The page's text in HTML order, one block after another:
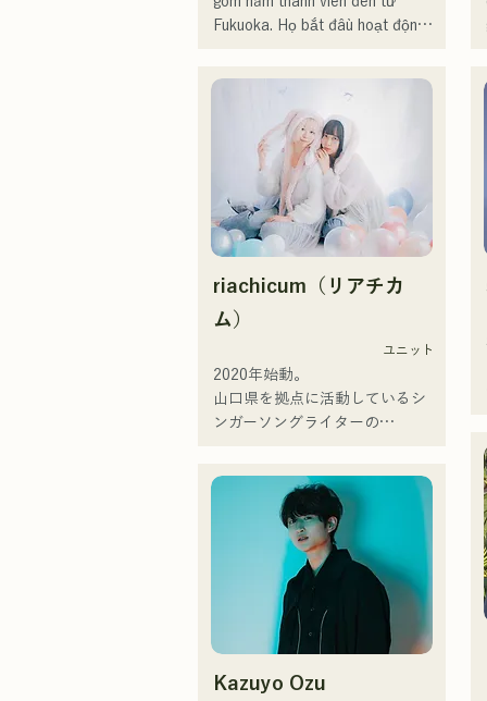
Fukuoka. Họ bắt đầu hoạt động
nhạc sống ở tỉnh Fukuoka. Với lời
bài hát thể hiện sự đồng cảm với
nỗi cô đơn và xung đột cùng
những đoạn riff guitar bắt tai, họ
hướng đến việc tạo ra một âm
thanh sẽ khắc sâu trong trái tim
người nghe.
riachicum（リアチカ
ム）
ユニット
2020年始動。
山口県を拠点に活動しているシ
ンガーソングライターの
コロナ禍に入り、音楽で山口県
を盛り上げたいという思いから
ユニットを始動。
当初は動画配信サイトでの活動
のみだったが、2020年12月よ
り、山口県の地元イベントやラ
イブハウスでのライブ活動を始
地元音楽イベントやライブハウ
Kazuyo Ozu